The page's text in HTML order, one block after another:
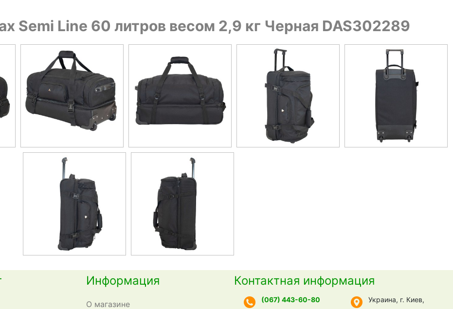
Semi Line 60 литров весом 2,9 кг Черная DAS302289
Информация
О магазине
Контактная информация
(067) 443-60-80 Украина, г. Киев,